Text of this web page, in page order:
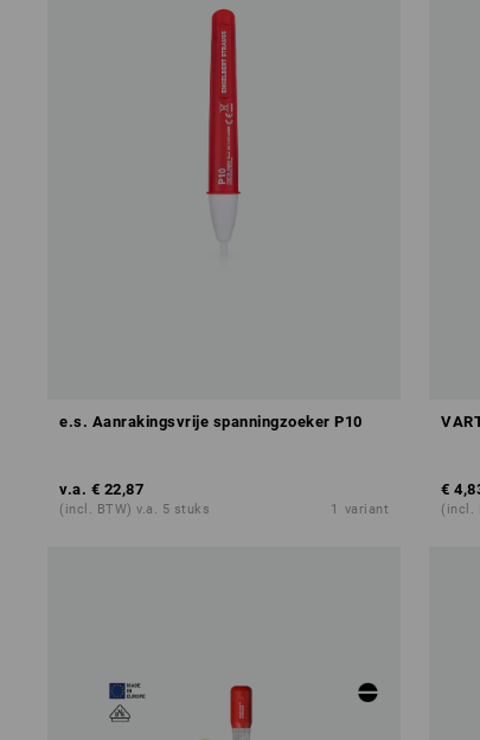
e.s. Aanrakingsvrije spanningzoeker P10
v.a. € 22,87
(incl. BTW) v.a. 5 stuks 1 variant
€
(incl.